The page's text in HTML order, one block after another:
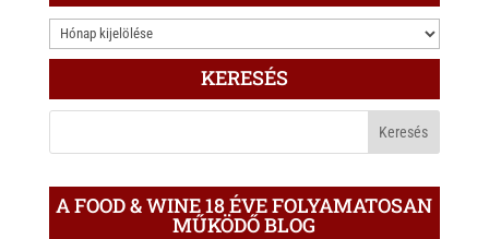
3.000
ÍRÁS
KERESÉS
A FOOD & WINE 18 ÉVE FOLYAMATOSAN
MŰKÖDŐ BLOG